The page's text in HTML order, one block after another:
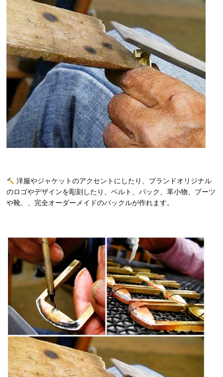
洋服やジャケットのアクセントにしたり、ブランドオリジナル
のロゴやデザインを彫刻したり、ベルト、バック、革小物、ブーツ
や靴、、完全オーダーメイドのバックルが作れます。